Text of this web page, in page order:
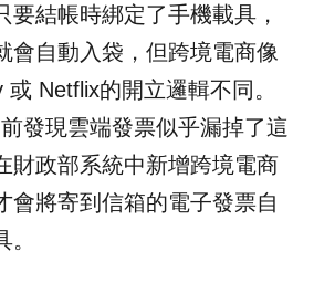
要結帳時綁定了手機載具，
會自動入袋，但跨境電商像
Netflix的開立邏輯不同。
發現雲端發票似乎漏掉了這
財政部系統中新增跨境電商
會將寄到信箱的電子發票自